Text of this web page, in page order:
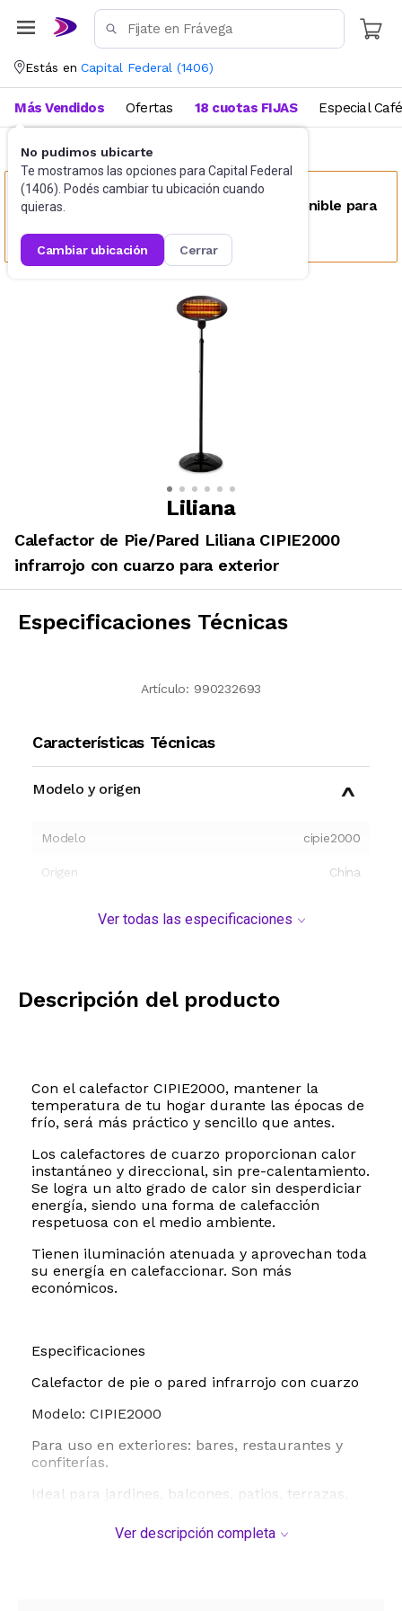
Estás en Capital Federal (1406)
No pudimos ubicarte
Te mostramos las opciones para Capital Federal
(1406). Podés cambiar tu ubicación cuando
quieras.
cambiar ubicación cerrar
Más Vendidos Ofertas 18 cuotas FIJAS Especial Café
Jardín Calefactores de exterior
Este producto no se encuentra disponible para
Liliana
Calefactor de Pie/Pared Liliana CIPIE2000
infrarrojo con cuarzo para exterior
Especificaciones Técnicas
Artículo: 990232693
Características Técnicas
Modelo y origen
Modelo cipie2000
Origen China
Ver todas las especificaciones
Descripción del producto
Con el calefactor CIPIE2000, mantener la
temperatura de tu hogar durante las épocas de
frío, será más práctico y sencillo que antes.
Los calefactores de cuarzo proporcionan calor
instantáneo y direccional, sin pre-calentamiento.
Se logra un alto grado de calor sin desperdiciar
energía, siendo una forma de calefacción
respetuosa con el medio ambiente.
Tienen iluminación atenuada y aprovechan toda
su energía en calefaccionar. Son más
económicos.
Especificaciones
Calefactor de pie o pared infrarrojo con cuarzo
Modelo: CIPIE2000
Para uso en exteriores: bares, restaurantes y
confiterías.
Ideal para jardines, balcones, patios, terrazas,
Área de cobertura máxima:
Ver descripción completa